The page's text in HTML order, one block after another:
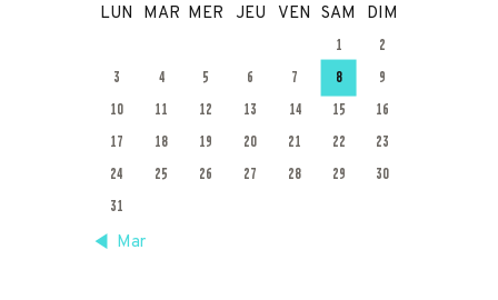
LUN MAR MER JEU VEN SAM DIM
1
2
3
4 5 6 7 8
9
10
11 12 13 14 15
16
17
18 19 20 21 22
23
24
25 26 27 28 29
30
31
« Mar